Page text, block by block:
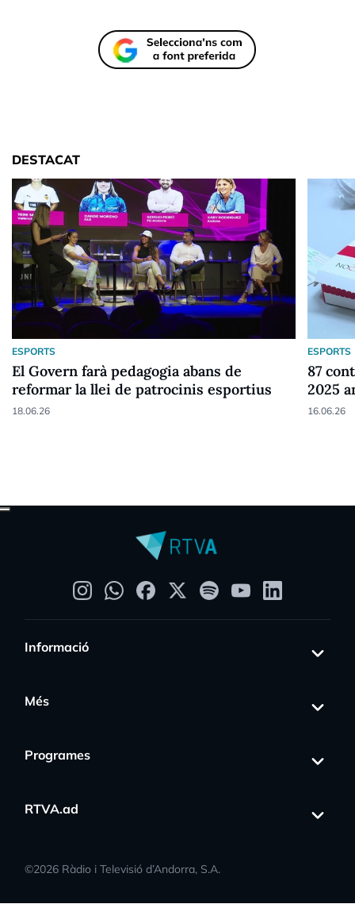
DESTACAT
ESPORTS
El Govern farà pedagogia abans de
reformar la llei de patrocinis esportius
18.06.26
ESPORTS
87
2025
16.06.26
Informació
Més
Programes
RTVA.ad
©2026 Ràdio i Televisió d’Andorra, S.A.